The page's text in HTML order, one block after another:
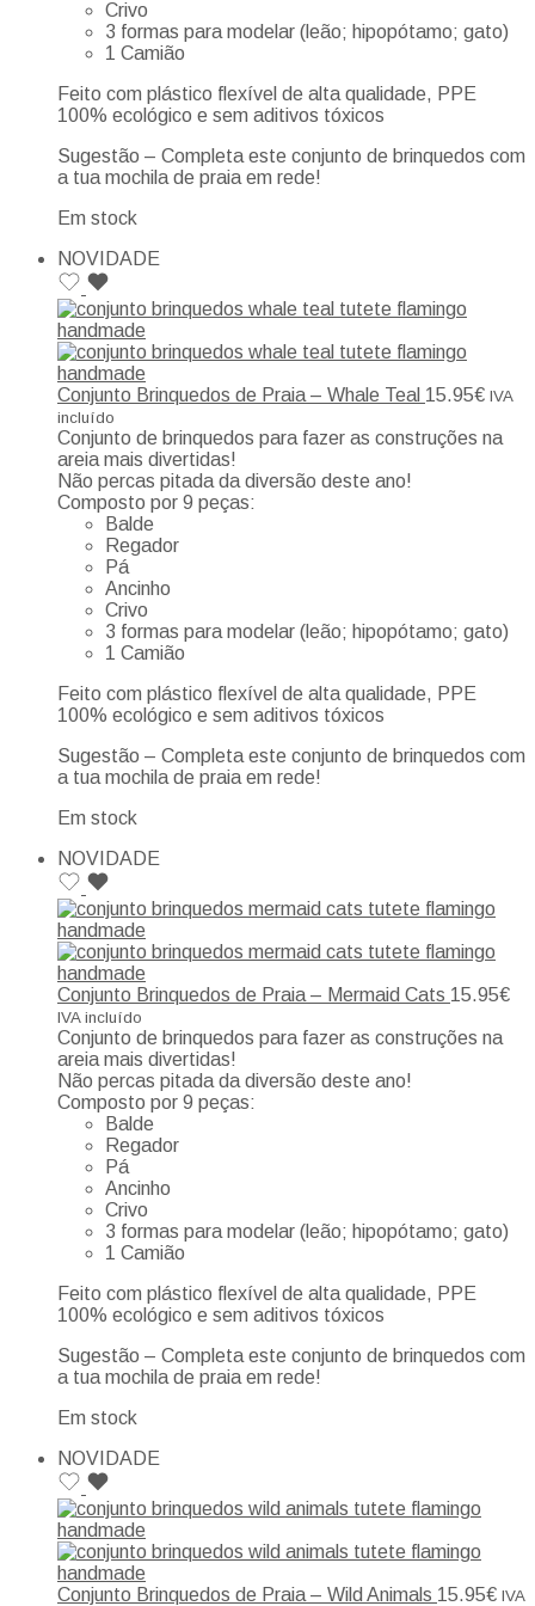
Crivo
3 formas para modelar (leão; hipopótamo; gato)
1 Camião
Feito com plástico flexível de alta qualidade, PPE
100% ecológico e sem aditivos tóxicos
Sugestão – Completa este conjunto de brinquedos com
a tua mochila de praia em rede!
Em stock
NOVIDADE
Conjunto Brinquedos de Praia – Whale Teal 15.95€ IVA
incluído
Conjunto de brinquedos para fazer as construções na
areia mais divertidas!
Não percas pitada da diversão deste ano!
Composto por 9 peças:
Balde
Regador
Pá
Ancinho
Crivo
3 formas para modelar (leão; hipopótamo; gato)
1 Camião
Feito com plástico flexível de alta qualidade, PPE
100% ecológico e sem aditivos tóxicos
Sugestão – Completa este conjunto de brinquedos com
a tua mochila de praia em rede!
Em stock
NOVIDADE
Conjunto Brinquedos de Praia – Mermaid Cats 15.95€
IVA incluído
Conjunto de brinquedos para fazer as construções na
areia mais divertidas!
Não percas pitada da diversão deste ano!
Composto por 9 peças:
Balde
Regador
Pá
Ancinho
Crivo
3 formas para modelar (leão; hipopótamo; gato)
1 Camião
Feito com plástico flexível de alta qualidade, PPE
100% ecológico e sem aditivos tóxicos
Sugestão – Completa este conjunto de brinquedos com
a tua mochila de praia em rede!
Em stock
NOVIDADE
Conjunto Brinquedos de Praia – Wild Animals 15.95€ IVA